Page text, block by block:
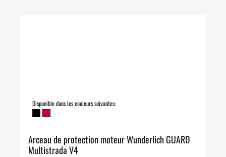
Disponible dans les couleurs suivantes:
Arceau de protection moteur Wunderlich GUARD
Multistrada V4